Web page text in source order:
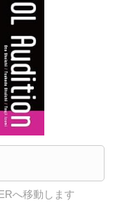
へ移動します